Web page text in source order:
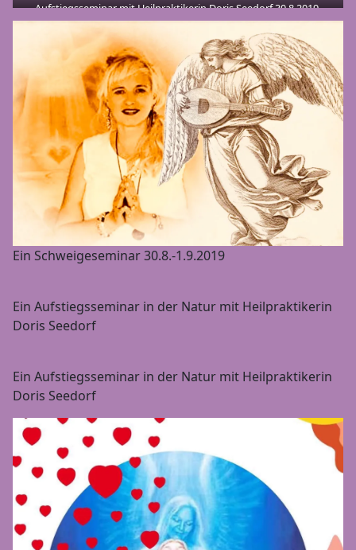
Aufstiegsseminar mit Heilpraktikerin Doris Seedorf 30.8.2019-
1.9.2019
Ein Schweigeseminar 30.8.-1.9.2019
Ein Aufstiegsseminar in der Natur mit Heilpraktikerin
Doris Seedorf
Ein Aufstiegsseminar in der Natur mit Heilpraktikerin
Doris Seedorf